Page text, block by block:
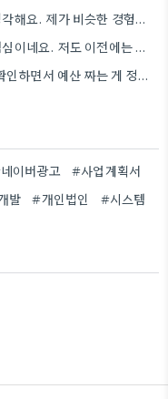
롱테일 키워드 활용이 특히 중요하다고 생각해요. 제가 비슷한 경험을 할 때, 너무 일반적인 키워드에 집중했더니…
롱테일 키워드를 활용하는 전략은 정말 핵심이네요. 저도 이전에는 너무 넓은 범위의 키워드에 집중해서 예산을 낭비했던…
키워드 도구 활용 팁 좋네요! CPC 정보 확인하면서 예산 짜는 게 정말 중요할 것 같아요.
이버광고
#사업계획서
발 #개인법인 #시스템